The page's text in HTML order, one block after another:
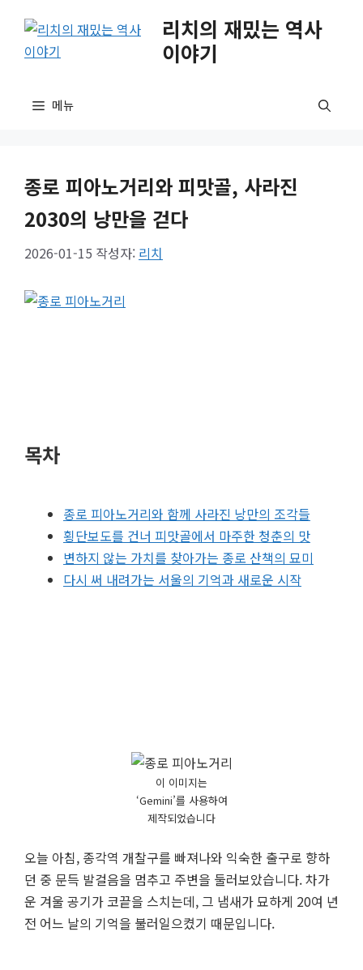
리치의 재밌는 역사
이야기
메뉴
종로 피아노거리와 피맛골, 사라진
2030의 낭만을 걷다
2026-01-15 작성자: 리치
목차
종로 피아노거리와 함께 사라진 낭만의 조각들
횡단보도를 건너 피맛골에서 마주한 청춘의 맛
변하지 않는 가치를 찾아가는 종로 산책의 묘미
다시 써 내려가는 서울의 기억과 새로운 시작
이 이미지는
‘Gemini’를 사용하여
제작되었습니다
오늘 아침, 종각역 개찰구를 빠져나와 익숙한 출구로 향하
던 중 문득 발걸음을 멈추고 주변을 둘러보았습니다. 차가
운 겨울 공기가 코끝을 스치는데, 그 냄새가 묘하게 20여 년
전 어느 날의 기억을 불러일으켰기 때문입니다.